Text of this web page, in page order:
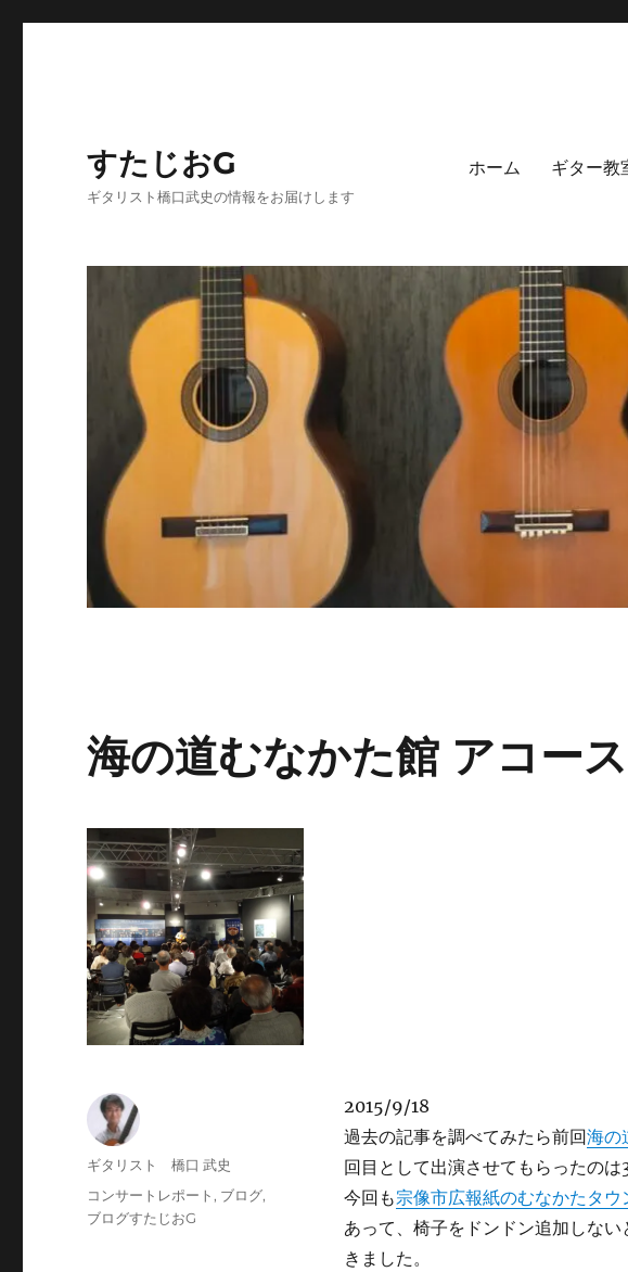
すたじおG
ギタリスト橋口武史の情報をお届けします
ホーム ギター教
海の道むなかた館 アコー
2015/9/18
過去の記事を調べてみたら前回海の
回目として出演させてもらったのは
今回も宗像市広報紙のむなかたタウ
あって、椅子をドンドン追加しな
きました。
投
者
ギタリスト 橋口 武史
投
稿
カ
テ
コンサートレポート , ブログ,
ブログすたじおG